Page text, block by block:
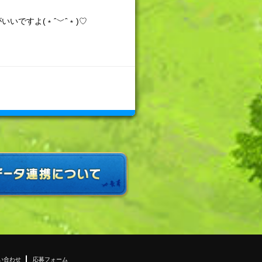
いですよ(﹡ˆ﹀ˆ﹡)♡
合わせ 応募フォーム